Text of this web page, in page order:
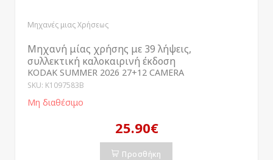
Μηχανές μιας Χρήσεως
Μηχανή μίας χρήσης με 39 λήψεις,
συλλεκτική καλοκαιρινή έκδοση
KODAK SUMMER 2026 27+12 CAMERA
SKU: K1097583B
Μη διαθέσιμο
25.90€
Προσθήκη